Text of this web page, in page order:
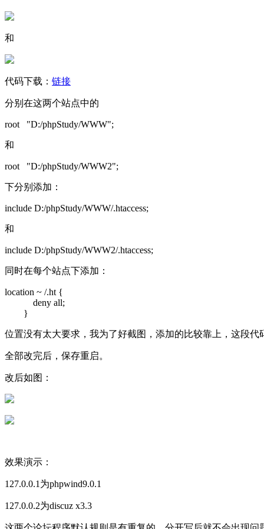
和
代码下载： 链接
分别在这两个站点中的
root "D:/phpStudy/WWW";
和
root "D:/phpStudy/WWW2";
下分别添加：
include D:/phpStudy/WWW/.htaccess;
和
include D:/phpStudy/WWW2/.htaccess;
同时在每个站点下添加：
location ~ /.ht {
deny all;
}
位置没有太大要求，我为了好截图，添加的比较靠上，这段代
全部改完后，保存重启。
改后如图：
效果演示：
127.0.0.1为phpwind9.0.1
127.0.0.2为discuz x3.3